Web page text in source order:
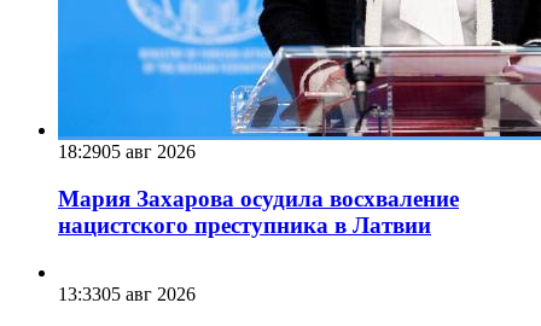
18:2905 авг 2026
Мария Захарова осудила восхваление
нацистского преступника в Латвии
13:3305 авг 2026